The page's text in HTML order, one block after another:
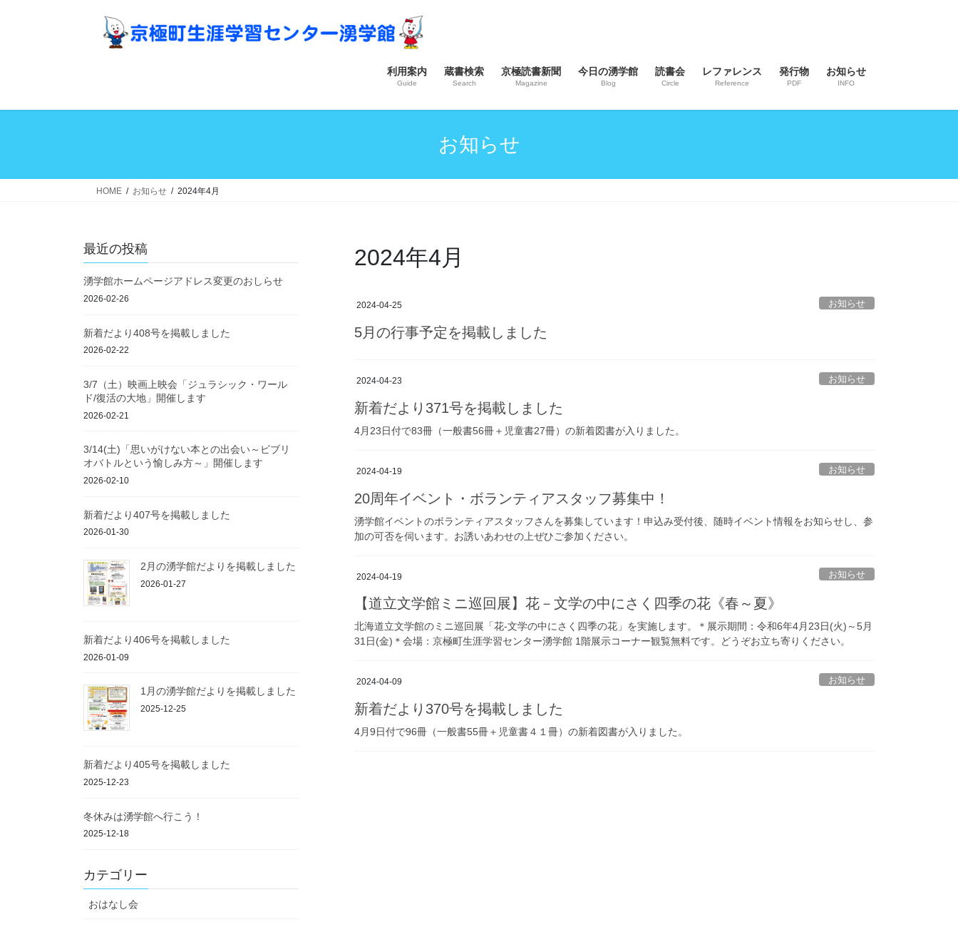
ス
ン
利用案内
Guide
蔵書検索
Search
京極読書新聞
Magazine
今日の湧学館
Blog
読書会
Circle
レファレンス
Reference
発行物
PDF
お知らせ
INFO
お知らせ
HOME お知らせ 2024年4月
2024年4月
2024-04-25 お知らせ
5月の行事予定を掲載しました
2024-04-23 お知らせ
新着だより371号を掲載しました
4月23日付で83冊（一般書56冊＋児童書27冊）の新着図書が入りました。
2024-04-19 お知らせ
20周年イベント・ボランティアスタッフ募集中！
湧学館イベントのボランティアスタッフさんを募集しています！申込み受付後、随時イベント情報をお知らせし、参
加の可否を伺います。お誘いあわせの上ぜひご参加ください。
2024-04-19 お知らせ
【道立文学館ミニ巡回展】花－文学の中にさく四季の花《春～夏》
北海道立文学館のミニ巡回展「花-文学の中にさく四季の花」を実施します。＊展示期間：令和6年4月23日(火)～5月
31日(金)＊会場：京極町生涯学習センター湧学館 1階展示コーナー観覧無料です。どうぞお立ち寄りください。
2024-04-09 お知らせ
新着だより370号を掲載しました
4月9日付で96冊（一般書55冊＋児童書４１冊）の新着図書が入りました。
最近の投稿
湧学館ホームページアドレス変更のおしらせ
2026-02-26
新着だより408号を掲載しました
2026-02-22
3/7（土）映画上映会「ジュラシック・ワール
ド/復活の大地」開催します
2026-02-21
3/14(土)「思いがけない本との出会い～ビブリ
オバトルという愉しみ方～」開催します
2026-02-10
新着だより407号を掲載しました
2026-01-30
2月の湧学館だよりを掲載しました
2026-01-27
新着だより406号を掲載しました
2026-01-09
1月の湧学館だよりを掲載しました
2025-12-25
新着だより405号を掲載しました
2025-12-23
冬休みは湧学館へ行こう！
2025-12-18
カテゴリー
おはなし会